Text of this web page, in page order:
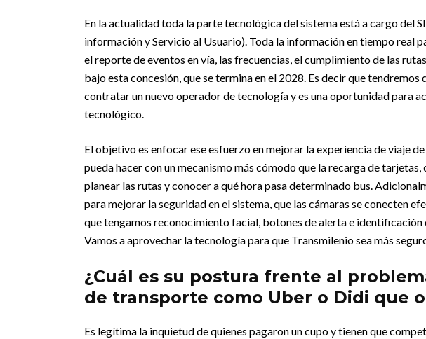
En la actualidad toda la parte tecnológica del sistema está a cargo del
información y Servicio al Usuario). Toda la información en tiempo real
el reporte de eventos en vía, las frecuencias, el cumplimiento de las
bajo esta concesión, que se termina en el 2028. Es decir que
contratar un nuevo operador de tecnología y es una oportunidad para
tecnológico.
El objetivo es enfocar ese esfuerzo en mejorar la experiencia de viaje
pueda hacer con un mecanismo más cómodo que la recarga de
planear las rutas y conocer a qué hora pasa determinado bus.
para mejorar la seguridad en el sistema, que las cámaras se conecten
que tengamos reconocimiento facial, botones de alerta e identificación
Vamos a aprovechar la tecnología para que Transmilenio sea más
¿Cuál es su postura frente al
de transporte como Uber o Didi que
Es legítima la inquietud de quienes pagaron un cupo y tienen que